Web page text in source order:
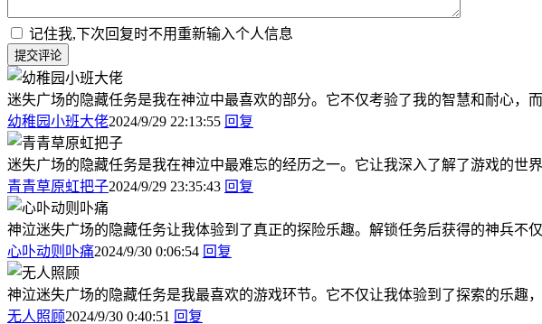
记住我,下次回复时不用重新输入个人信息
提交评论
迷失广场的隐藏任务是我在神泣中最喜欢的部分。它不仅考验了我的智慧和耐心，
幼稚园小班大佬2024/9/29 22:13:55 回复
迷失广场的隐藏任务是我在神泣中最难忘的经历之一。它让我深入了解了游戏的世
青青草原虹把子2024/9/29 23:35:43 回复
神泣迷失广场的隐藏任务让我体验到了真正的探险乐趣。解锁任务后获得的神兵不
心卟动则卟痛2024/9/30 0:06:54 回复
神泣迷失广场的隐藏任务是我最喜欢的游戏环节。它不仅让我体验到了探索的乐趣
无人照顾2024/9/30 0:40:51 回复